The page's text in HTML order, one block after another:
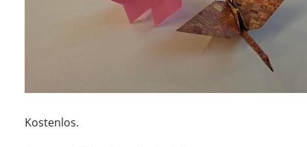
Kostenlos.